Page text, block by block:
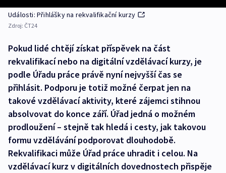
Události: Přihlášky na rekvalifikační kurzy
Zdroj: ČT24
Pokud lidé chtějí získat příspěvek na část
rekvalifikací nebo na digitální vzdělávací kurzy, je
podle Úřadu práce právě nyní nejvyšší čas se
přihlásit. Podporu je totiž možné čerpat jen na
takové vzdělávací aktivity, které zájemci stihnou
absolvovat do konce září. Úřad jedná o možném
prodloužení – stejně tak hledá i cesty, jak takovou
formu vzdělávání podporovat dlouhodobě.
Rekvalifikaci může Úřad práce uhradit i celou. Na
vzdělávací kurz v digitálních dovednostech přispěje